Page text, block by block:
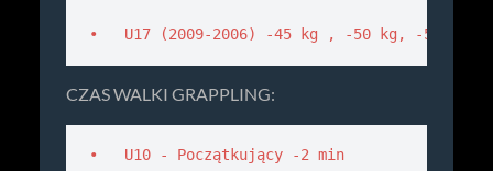
•   U17 (2009-2006) -45 kg , -50 kg, -55 kg,
CZAS WALKI GRAPPLING:
•   U10 - Początkujący -2 min